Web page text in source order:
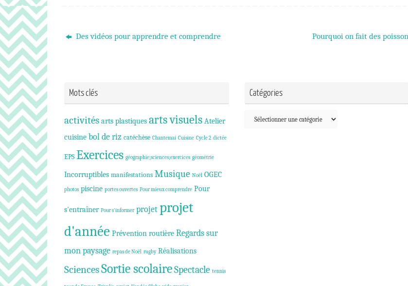
Des vidéos pour apprendre et comprendre Pourquoi on fait des
Mots clés
activités arts plastiques arts visuels Atelier
cuisine bol de riz catéchèse Chantemai Cuisine Cycle 2 dictée
EPS Exercices géographie;sciences;exercices géométrie
Incorruptibles manifestations Musique Noël OGEC
photos piscine portes ouvertes Pour mieux comprendre Pour
s'entraîner Pour s'informer projetprojet
d'année Prévention routière Regards sur
mon paysage repas de Noël rugby Réalisations
SciencesSortie scolaireSpectacle tennis
Catégories
Catégories